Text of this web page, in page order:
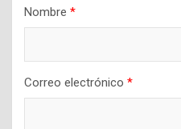
Nombre *
Correo electrónico *